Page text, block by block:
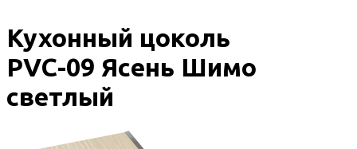
Кухонный цоколь
PVC-09 Ясень Шимо
светлый